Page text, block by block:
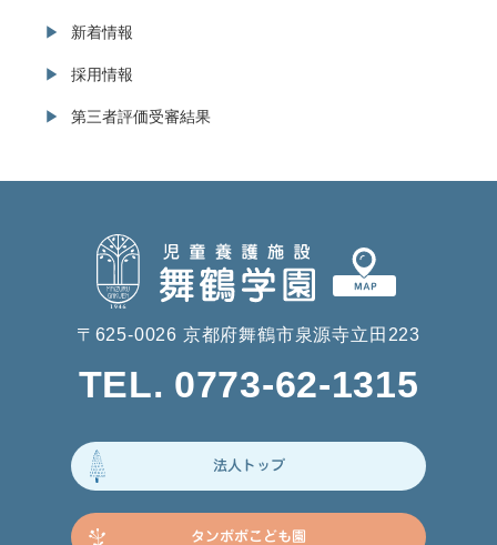
新着情報
採用情報
第三者評価受審結果
法人トップ
タンポポこども園
〒625-0026 京都府舞鶴市泉源寺立田223
TEL. 0773-62-1315